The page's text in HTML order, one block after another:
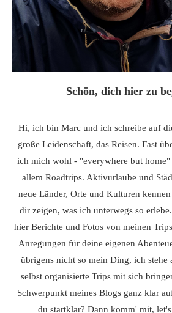
Schön, dich hier zu
Hi, ich bin Marc und ich schreibe auf
große Leidenschaft, das Reisen. Fast
ich mich wohl - "everywhere but
allem Roadtrips. Aktivurlaube und
neue Länder, Orte und Kulturen
dir zeigen, was ich unterwegs so
hier Berichte und Fotos von meinen
Anregungen für deine eigenen
übrigens nicht so mein Ding, ich stehe
selbst organisierte Trips mit sich
Schwerpunkt meines Blogs ganz klar
du startklar? Dann komm' mit,